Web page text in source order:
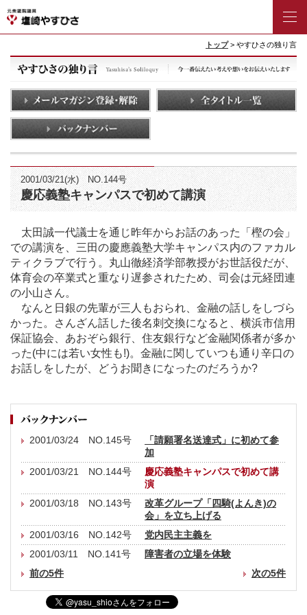
トップ> やすひさの独り言
2001/03/21(水) NO.144号
慶応義塾キャンパスで初めて講演
太田誠一代議士を通じ昨年からお話のあった「樫の会」
での講演を、三田の慶應義塾大学キャンパス内のファカル
ティクラブで行う。丸山徹経済学部教授がお世話役だが、
体育会の卒業式と重なり遅参されたため、司会は元経団連
の小山さん。
なんと日銀の先輩が三人もおられ、金融の話しをしづら
かった。さんざん話した後名刺交換になると、横浜市信用
保証協会、あおぞら銀行、住友銀行など金融関係者が多か
った(中には若い女性も!)。金融に関していつも通り辛口の
お話しをしたが、どうお聞きになったのだろうか?
2001/03/24 NO.145号
「請願署名送達式」に初めて参
加
2001/03/21 NO.144号
慶応義塾キャンパスで初めて講
演
2001/03/18 NO.143号
改革グループ「四騎(よんき)の
会」を立ち上げる
2001/03/16 NO.142号
党内民主主義を
2001/03/11 NO.141号
障害者の立場を体験
前の5件
次の5件